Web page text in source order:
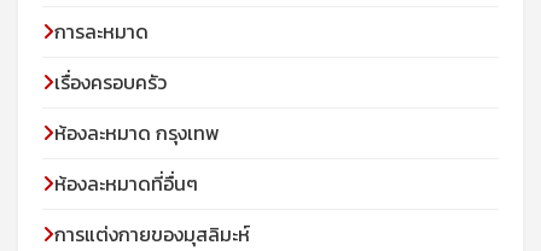
การละหมาด
เรื่องครอบครัว
ห้องละหมาด กรุงเทพ
ห้องละหมาดที่อื่นๆ
การแต่งกายของมุสลิมะห์